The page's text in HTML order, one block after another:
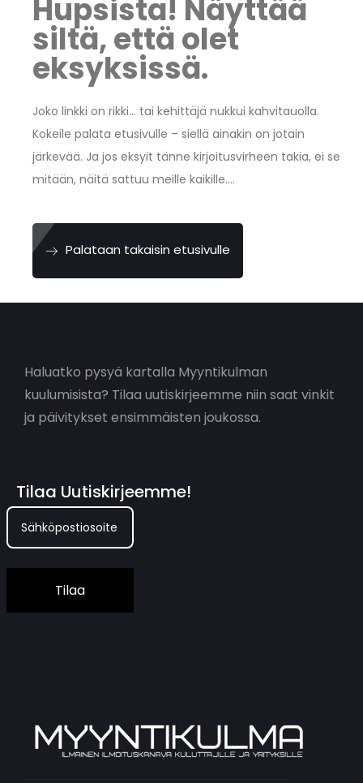
Hupsista! Näyttää
siltä, ​​että olet
eksyksissä.
Joko linkki on rikki… tai kehittäjä nukkui kahvitauolla.
Kokeile palata etusivulle – siellä ainakin on jotain
järkevää. Ja jos eksyit tänne kirjoitusvirheen takia, ei se
mitään, näitä sattuu meille kaikille….
Palataan takaisin etusivulle
Haluatko pysyä kartalla Myyntikulman
kuulumisista? Tilaa uutiskirjeemme niin saat vinkit
ja päivitykset ensimmäisten joukossa.
Tilaa Uutiskirjeemme!
Tilaa